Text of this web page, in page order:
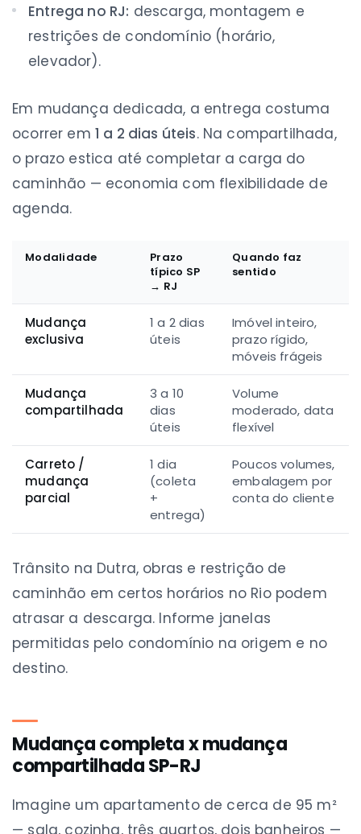
Entrega no RJ: descarga, montagem e
restrições de condomínio (horário,
elevador).
Em mudança dedicada, a entrega costuma
ocorrer em 1 a 2 dias úteis. Na compartilhada,
o prazo estica até completar a carga do
caminhão — economia com flexibilidade de
agenda.
Modalidade
Prazo
típico SP
→ RJ
Quando faz
sentido
Mudança
exclusiva
1 a 2 dias
úteis
Imóvel inteiro,
prazo rígido,
móveis frágeis
Mudança
compartilhada
3 a 10
dias
úteis
Volume
moderado, data
flexível
Carreto /
mudança
parcial
1 dia
(coleta
+
entrega)
Poucos volumes,
embalagem por
conta do cliente
Trânsito na Dutra, obras e restrição de
caminhão em certos horários no Rio podem
atrasar a descarga. Informe janelas
permitidas pelo condomínio na origem e no
destino.
Mudança completa x mudança
compartilhada SP-RJ
Imagine um apartamento de cerca de 95 m²
— sala, cozinha, três quartos, dois banheiros —